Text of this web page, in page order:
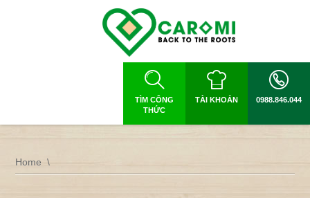
TÌM CÔNG
THỨC
TÀI KHOẢN 0988.846.044
Home